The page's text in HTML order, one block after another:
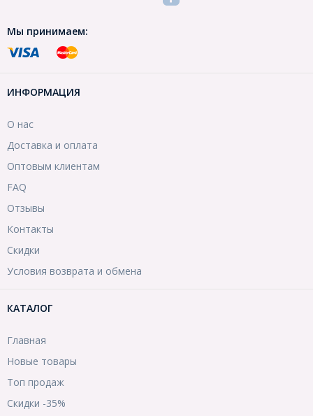
Мы принимаем:
ИНФОРМАЦИЯ
О нас
Доставка и оплата
Оптовым клиентам
FAQ
Отзывы
Контакты
Скидки
Условия возврата и обмена
КАТАЛОГ
Главная
Новые товары
Топ продаж
Скидки -35%